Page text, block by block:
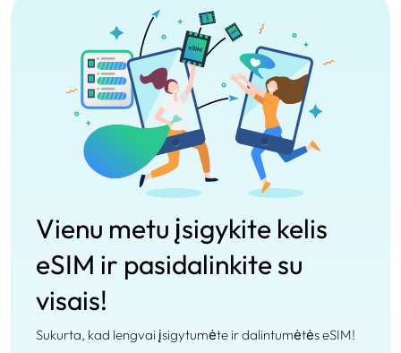
Vienu metu įsigykite kelis
eSIM ir pasidalinkite su
visais!
Sukurta, kad lengvai įsigytumėte ir dalintumėtės eSIM!